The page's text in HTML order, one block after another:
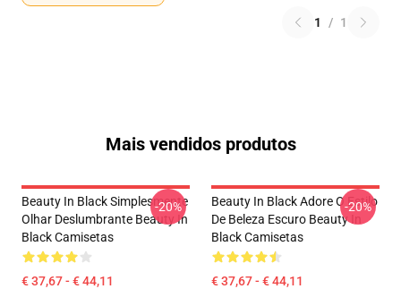
1 / 1
Mais vendidos produtos
Beauty In Black Simplesmente
Olhar Deslumbrante Beauty In
Black Camisetas
€ 37,67 - € 44,11
-20%
Beauty In Black Adore O Estilo
De Beleza Escuro Beauty In
Black Camisetas
€ 37,67 - € 44,11
-20%